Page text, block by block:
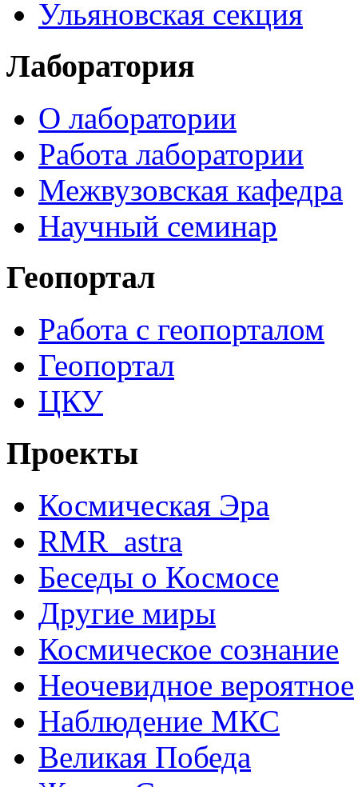
Ульяновская секция
Лаборатория
О лаборатории
Работа лаборатории
Межвузовская кафедра
Научный семинар
Геопортал
Работа с геопорталом
Геопортал
ЦКУ
Проекты
Космическая Эра
RMR_astra
Беседы о Космосе
Другие миры
Космическое сознание
Неочевидное вероятное
Наблюдение МКС
Великая Победа